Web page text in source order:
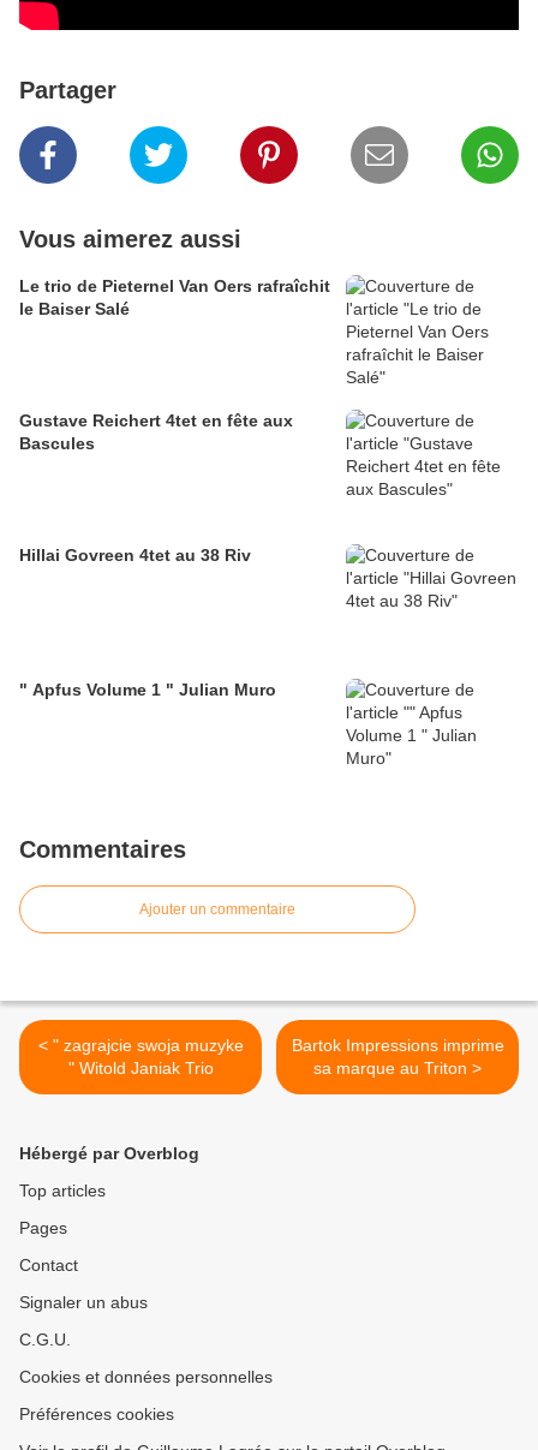
Partager
Vous aimerez aussi
Le trio de Pieternel Van Oers rafraîchit
le Baiser Salé
Gustave Reichert 4tet en fête aux
Bascules
Hillai Govreen 4tet au 38 Riv
" Apfus Volume 1 " Julian Muro
Commentaires
Ajouter un commentaire
< " zagrajcie swoja muzyke
" Witold Janiak Trio
Bartok Impressions imprime
sa marque au Triton >
Hébergé par Overblog
Top articles
Pages
Contact
Signaler un abus
C.G.U.
Cookies et données personnelles
Préférences cookies